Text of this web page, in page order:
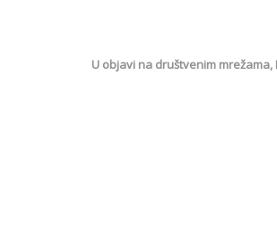
U objavi na društvenim